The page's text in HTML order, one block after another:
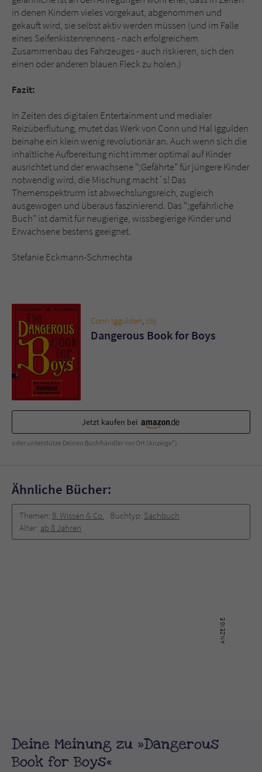
in denen Kindern vieles vorgekaut, abgenommen und
gekauft wird, sie selbst aktiv werden müssen (und im Falle
eines Seifenkistenrennens - nach erfolgreichem
Zusammenbau des Fahrzeuges - auch riskieren, sich den
einen oder anderen blauen Fleck zu holen.)
Fazit:
In Zeiten des digitalen Entertainment und medialer
Reizüberflutung, mutet das Werk von Conn und Hal Iggulden
beinahe ein klein wenig revolutionär an. Auch wenn sich die
inhaltliche Aufbereitung nicht immer optimal auf Kinder
ausrichtet und der erwachsene ";Gefährte" für jüngere Kinder
notwendig wird, die Mischung macht´s! Das
Themenspektrurm ist abwechslungsreich, zugleich
ausgewogen und überaus faszinierend. Das ";gefährliche
Buch" ist damit für neugierige, wissbegierige Kinder und
Erwachsene bestens geeignet.
Stefanie Eckmann-Schmechta
Conn Iggulden, cbj
Dangerous Book for Boys
Jetzt kaufen bei
oder unterstütze Deinen Buchhändler vor Ort (Anzeige*)
Ähnliche Bücher:
Themen: 9. Wissen & Co. Buchtyp: Sachbuch
Alter: ab 8 Jahren
Deine Meinung zu »Dangerous
Book for Boys«